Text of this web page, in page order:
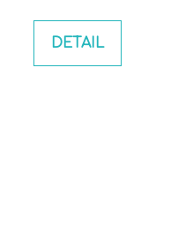
DETAIL